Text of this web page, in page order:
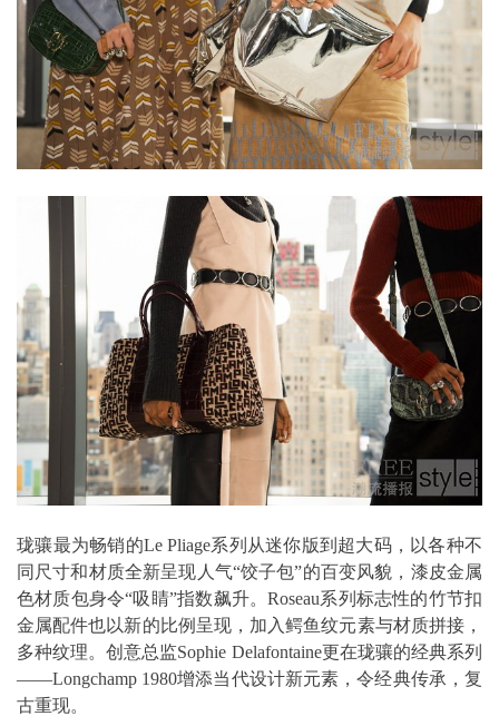
珑骧最为畅销的Le Pliage系列从迷你版到超大码，以各种不
同尺寸和材质全新呈现人气“饺子包”的百变风貌，漆皮金属
色材质包身令“吸睛”指数飙升。Roseau系列标志性的竹节扣
金属配件也以新的比例呈现，加入鳄鱼纹元素与材质拼接，
多种纹理。创意总监Sophie Delafontaine更在珑骧的经典系列
——Longchamp 1980增添当代设计新元素，令经典传承，复
古重现。